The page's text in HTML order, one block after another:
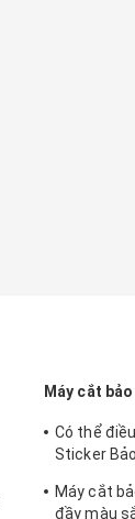
Máy cắt
Có thể
Sticker
Máy cắt
đầy màu